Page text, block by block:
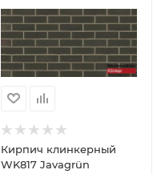
Кирпич клинкерный
WK817 Javagrün